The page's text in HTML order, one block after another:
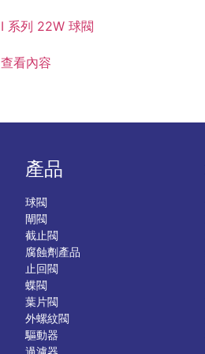
I 系列 22W 球閥
查看內容
產品
球閥
閘閥
截止閥
腐蝕劑產品
止回閥
蝶閥
葉片閥
外螺紋閥
驅動器